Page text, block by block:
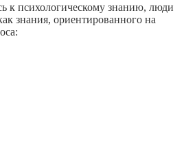
к психологическому знанию, люди
знания, ориентированного на